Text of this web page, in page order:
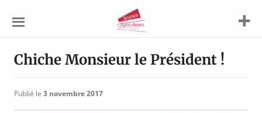
Agriculteurs
Chiche Monsieur le Président !
Publié le 3 novembre 2017